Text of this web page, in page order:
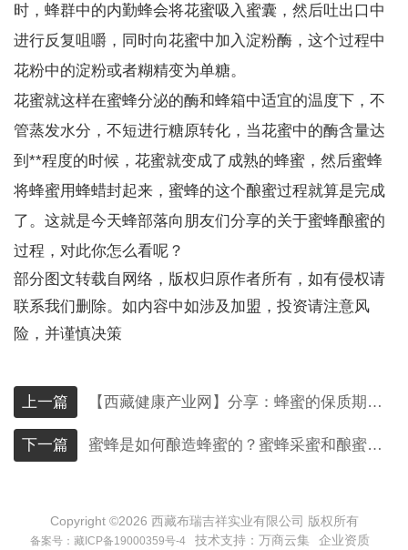
时，蜂群中的内勤蜂会将花蜜吸入蜜囊，然后吐出口中
进行反复咀嚼，同时向花蜜中加入淀粉酶，这个过程中
花粉中的淀粉或者糊精变为单糖。
花蜜就这样在蜜蜂分泌的酶和蜂箱中适宜的温度下，不
管蒸发水分，不短进行糖原转化，当花蜜中的酶含量达
到**程度的时候，花蜜就变成了成熟的蜂蜜，然后蜜蜂
将蜂蜜用蜂蜡封起来，蜜蜂的这个酿蜜过程就算是完成
了。这就是今天蜂部落向朋友们分享的关于蜜蜂酿蜜的
过程，对此你怎么看呢？
部分图文转载自网络，版权归原作者所有，如有侵权请
联系我们删除。如内容中如涉及加盟，投资请注意风
险，并谨慎决策
上一篇 【西藏健康产业网】分享：蜂蜜的保质期是多久？ 如何正确存储？
下一篇 蜜蜂是如何酿造蜂蜜的？蜜蜂采蜜和酿蜜的过程
Copyright ©2026 西藏布瑞吉祥实业有限公司 版权所有
备案号：藏ICP备19000359号-4 技术支持： 万商云集 企业资质